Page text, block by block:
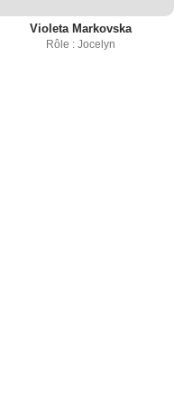
Violeta Markovska
Rôle : Jocelyn